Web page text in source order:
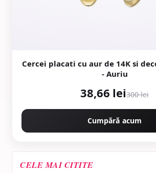
Cercei placati cu aur de 14K si
- Auriu
38,66 lei300 lei
Cumpără acum
CELE MAI CITITE